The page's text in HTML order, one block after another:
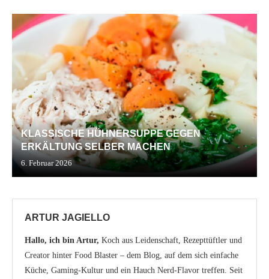
KLASSISCHE HÜHNERSUPPE GEGEN
ERKÄLTUNG SELBER MACHEN
6. Februar 2026
ARTUR JAGIELLO
Hallo, ich bin Artur, Koch aus Leidenschaft, Rezepttüftler und
Creator hinter Food Blaster – dem Blog, auf dem sich einfache
Küche, Gaming-Kultur und ein Hauch Nerd-Flavor treffen. Seit